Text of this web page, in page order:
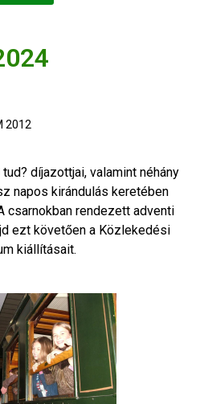
2012
díjazottjai, valamint néhány
napos kirándulás keretében
csarnokban rendezett adventi
ezt követően a Közlekedési
kiállításait.